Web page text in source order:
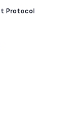
Protocol